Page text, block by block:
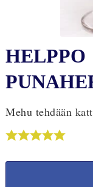
HELPPO
Mehu tehdään